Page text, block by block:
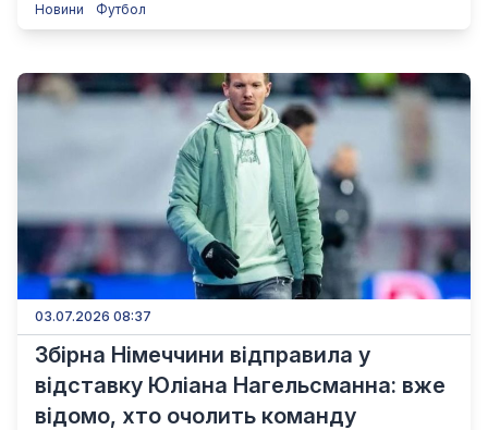
Новини Футбол
03.07.2026 08:37
Збірна Німеччини відправила у
відставку Юліана Нагельсманна: вже
відомо, хто очолить команду